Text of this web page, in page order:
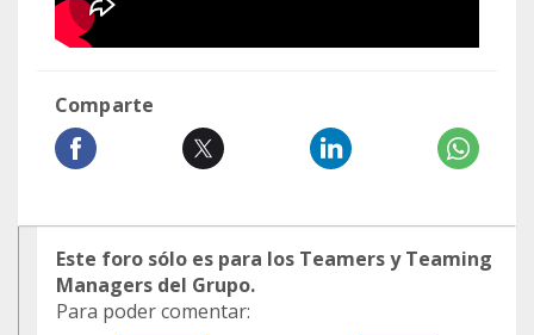
Comparte
Este foro sólo es para los Teamers y Teaming
Managers del Grupo.
Para poder comentar: